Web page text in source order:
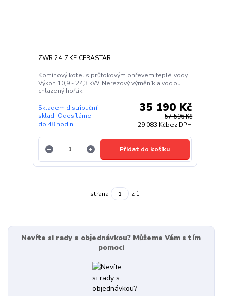
ZWR 24-7 KE CERASTAR
Komínový kotel s průtokovým ohřevem teplé vody.
Výkon 10,9 - 24,3 kW. Nerezový výměník a vodou
chlazený hořák!
57 596 Kč
35 190 Kč
29 083 Kčbez DPH
Skladem distribuční
sklad. Odesíláme
do 48 hodin
Přidat do košíku
strana z 1
Nevíte si rady s objednávkou? Můžeme Vám s tím
pomoci